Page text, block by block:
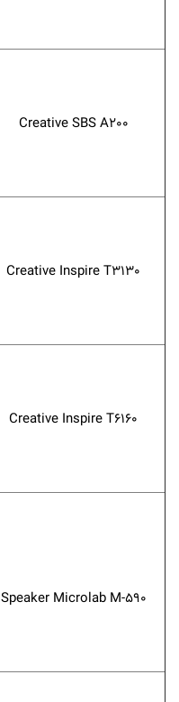
Creative SBS A200
Creative Inspire T3130
Creative Inspire T6160
Speaker Microlab M-590